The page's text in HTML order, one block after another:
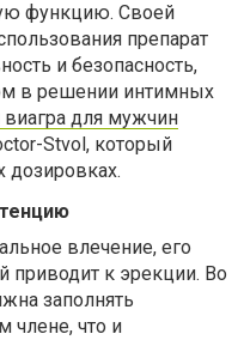
функцию. Своей
препарат
и безопасность,
в решении интимных
виагра для мужчин
Stvol, который
дозировках.
влечение, его
приводит к эрекции. Во
заполнять
члене, что и